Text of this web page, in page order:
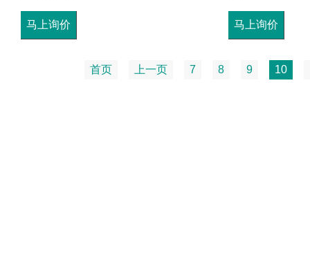
马上询价 马上询价
首页 上一页 7 8 9 10